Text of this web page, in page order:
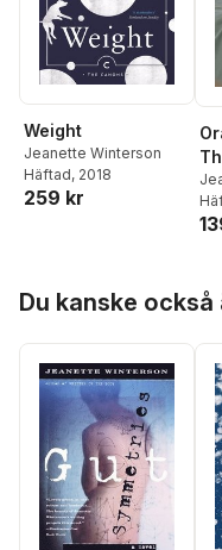
Weight
Jeanette Winterson
Häftad, 2018
259 kr
Du kanske